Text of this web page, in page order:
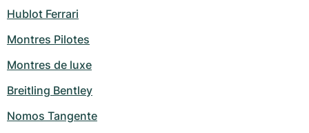
Hublot Ferrari
Montres Pilotes
Montres de luxe
Breitling Bentley
Nomos Tangente